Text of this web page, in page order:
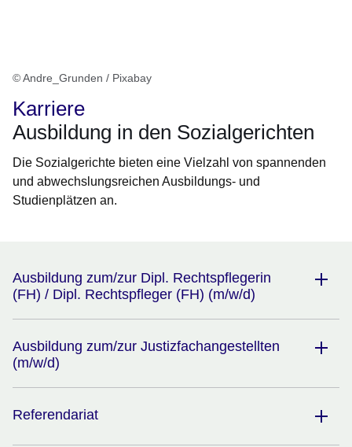
© Andre_Grunden / Pixabay
Karriere
Ausbildung in den Sozialgerichten
Die Sozialgerichte bieten eine Vielzahl von spannenden
und abwechslungsreichen Ausbildungs- und
Studienplätzen an.
Ausbildung zum/zur Dipl. Rechtspflegerin
(FH) / Dipl. Rechtspfleger (FH) (m/w/d)
Ausbildung zum/zur Justizfachangestellten
(m/w/d)
Referendariat